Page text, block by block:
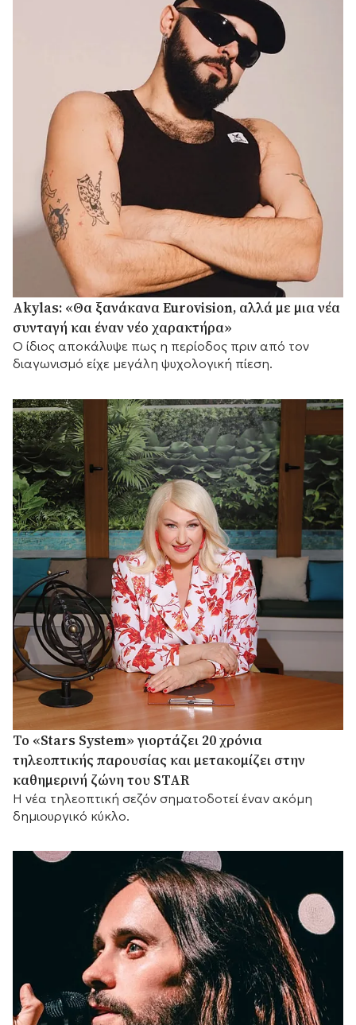
Akylas: «Θα ξανάκανα Eurovision, αλλά με μια νέα
συνταγή και έναν νέο χαρακτήρα»
Ο ίδιος αποκάλυψε πως η περίοδος πριν από τον
διαγωνισμό είχε μεγάλη ψυχολογική πίεση.
Το «Stars System» γιορτάζει 20 χρόνια
τηλεοπτικής παρουσίας και μετακομίζει στην
καθημερινή ζώνη του STAR
Η νέα τηλεοπτική σεζόν σηματοδοτεί έναν ακόμη
δημιουργικό κύκλο.